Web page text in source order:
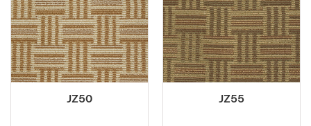
JZ50 JZ55